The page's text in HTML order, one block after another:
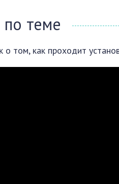
теме
о том, как проходит